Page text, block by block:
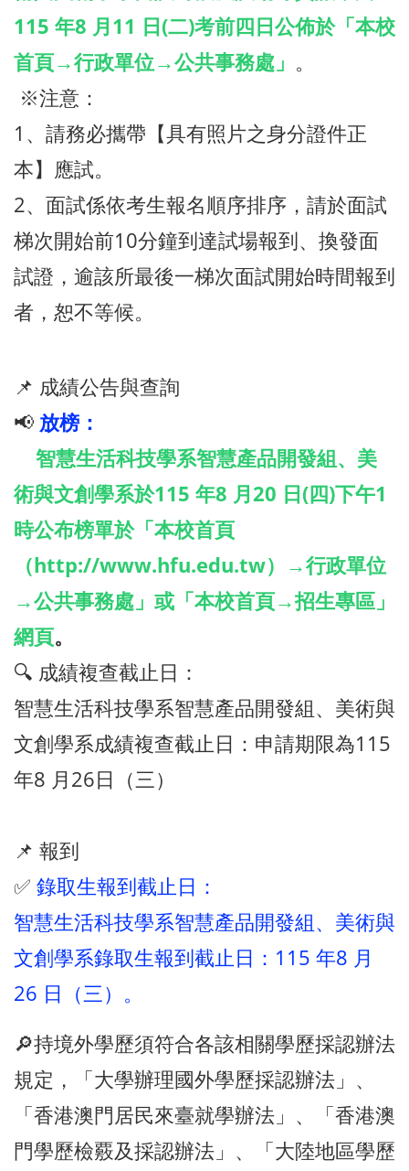
115 年8 月11 日(二)考前四日公佈於「本校
首頁→行政單位→公共事務處」 。
※注意：
1、請務必攜帶【具有照片之身分證件正
本】應試。
2、面試係依考生報名順序排序，請於面試
梯次開始前10分鐘到達試場報到、換發面
試證，逾該所最後一梯次面試開始時間報到
者，恕不等候。
📌 成績公告與查詢
📢 放榜：
智慧生活科技學系智慧產品開發組、美
術與文創學系於115 年8 月20 日(四)下午1
時公布榜單於「本校首頁
（http://www.hfu.edu.tw）→行政單位
→公共事務處」或「本校首頁→招生專區」
網頁。
🔍 成績複查截止日：
智慧生活科技學系智慧產品開發組、美術與
文創學系成績複查截止日：申請期限為115
年8 月26日（三）
📌 報到
✅ 錄取生報到截止日：
智慧生活科技學系智慧產品開發組、美術與
文創學系錄取生報到截止日：115 年8 月
26 日（三）。
🔎持境外學歷須符合各該相關學歷採認辦法
規定，「大學辦理國外學歷採認辦法」、
「香港澳門居民來臺就學辦法」、「香港澳
門學歷檢覈及採認辦法」、「大陸地區學歷